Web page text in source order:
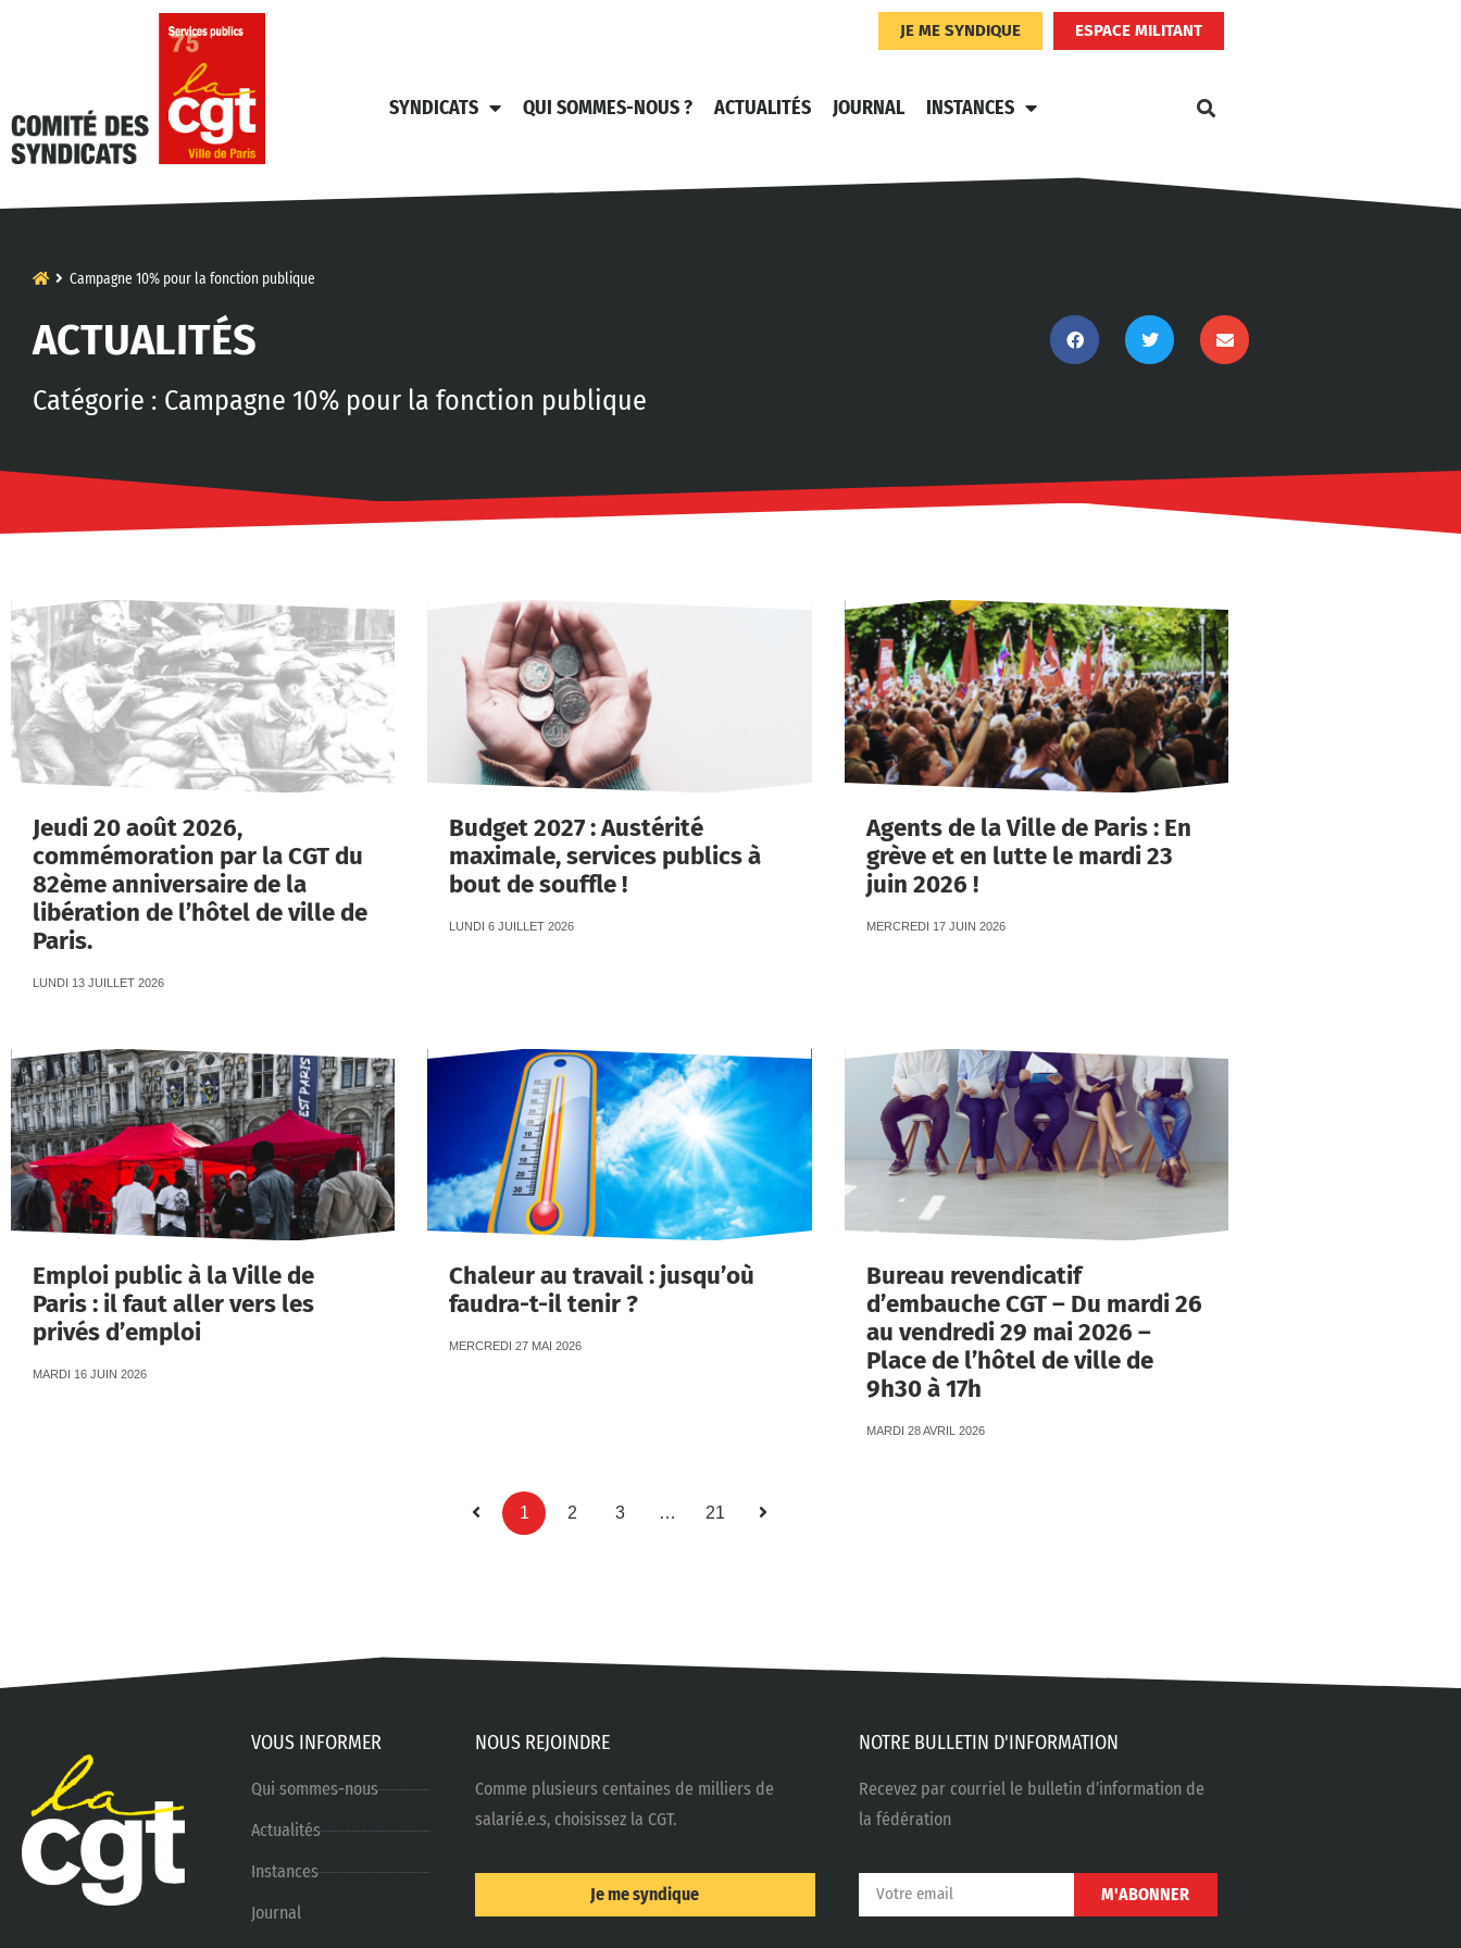
JE ME SYNDIQUE ESPACE MILITANT
SYNDICATS QUI SOMMES-NOUS ? ACTUALITÉS JOURNAL INSTANCES
Campagne 10% pour la fonction publique
ACTUALITÉS
Catégorie : Campagne 10% pour la fonction publique
Jeudi 20 août 2026,
commémoration par la CGT du
82ème anniversaire de la
libération de l’hôtel de ville de
Paris.
LUNDI 13 JUILLET 2026
Budget 2027 : Austérité
maximale, services publics à
bout de souffle !
LUNDI 6 JUILLET 2026
Agents de la Ville de Paris : En
grève et en lutte le mardi 23
juin 2026 !
MERCREDI 17 JUIN 2026
Emploi public à la Ville de
Paris : il faut aller vers les
privés d’emploi
MARDI 16 JUIN 2026
Chaleur au travail : jusqu’où
faudra-t-il tenir ?
MERCREDI 27 MAI 2026
Bureau revendicatif
d’embauche CGT – Du mardi 26
au vendredi 29 mai 2026 –
Place de l’hôtel de ville de
9h30 à 17h
MARDI 28 AVRIL 2026
1 2 3 … 21
VOUS INFORMER
Qui sommes-nous
Actualités
Instances
Journal
NOUS REJOINDRE
Comme plusieurs centaines de milliers de
salarié.e.s, choisissez la CGT.
Je me syndique
NOTRE BULLETIN D'INFORMATION
Recevez par courriel le bulletin d’information de
la fédération
M'ABONNER